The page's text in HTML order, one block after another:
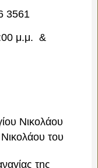
3561
μ.μ. &
Νικολάου
του
της